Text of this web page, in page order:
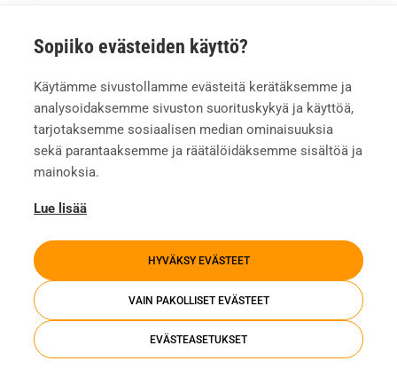
Sopiiko evästeiden käyttö?
Käytämme sivustollamme evästeitä kerätäksemme ja
analysoidaksemme sivuston suorituskykyä ja käyttöä,
tarjotaksemme sosiaalisen median ominaisuuksia
sekä parantaaksemme ja räätälöidäksemme sisältöä ja
mainoksia.
Lue lisää
HYVÄKSY EVÄSTEET
VAIN PAKOLLISET EVÄSTEET
EVÄSTEASETUKSET
Asiakkaiden kokemuksia
Yhteystiedot
Mediapankki